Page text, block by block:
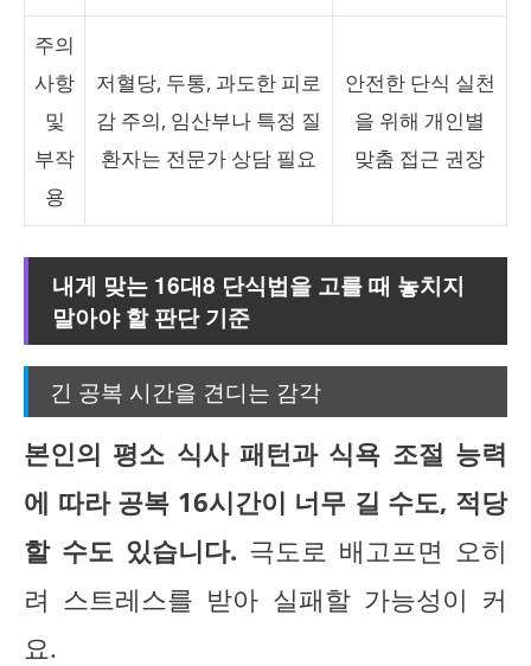
주의
사항
및
부작
용
저혈당, 두통, 과도한 피로
감 주의, 임산부나 특정 질
환자는 전문가 상담 필요
안전한 단식 실천
을 위해 개인별
맞춤 접근 권장
내게 맞는 16대8 단식법을 고를 때 놓치지
말아야 할 판단 기준
긴 공복 시간을 견디는 감각
본인의 평소 식사 패턴과 식욕 조절 능력
에 따라 공복 16시간이 너무 길 수도, 적당
할 수도 있습니다. 극도로 배고프면 오히
려 스트레스를 받아 실패할 가능성이 커
요.